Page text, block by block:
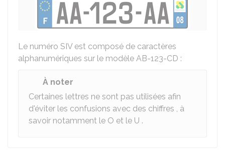
Le numéro SIV est composé de caractères
alphanumériques sur le modèle AB-123-CD :
À noter
Certaines lettres ne sont pas utilisées afin
d'éviter les confusions avec des chiffres , à
savoir notamment le O et le U .